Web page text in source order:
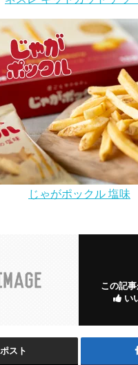
じゃがポックル 塩味
この記
い
ポスト